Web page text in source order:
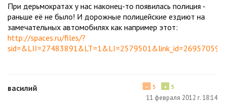
При дерьмократах у нас наконец-то появилась полиция -
раньше её не было! И дорожные полицейские ездиют на
замечательных автомобилях как например этот:
http://spaces.ru/files/?
василий + 5
− 5
11 февраля 2012 г. 18:14